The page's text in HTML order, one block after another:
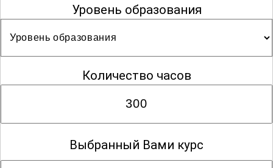
Уровень образования
Количество часов
Выбранный Вами курс